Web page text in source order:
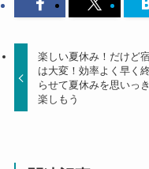
楽しい夏休み！だけど
は大変！効率よく早く
らせて夏休みを思いっ
楽しもう